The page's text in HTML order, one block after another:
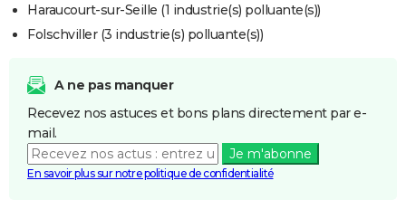
Haraucourt-sur-Seille (1 industrie(s) polluante(s))
Folschviller (3 industrie(s) polluante(s))
A ne pas manquer
Recevez nos astuces et bons plans directement par e-
mail.
Je m'abonne
En savoir plus sur notre politique de confidentialité